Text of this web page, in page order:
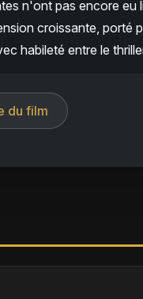
n'ont pas encore
croissante, porté
habileté entre le
du film